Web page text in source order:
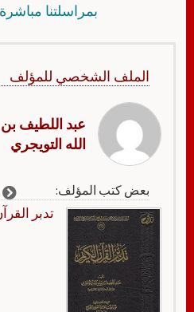
بمراسلتنا
الملف الشخصي للمؤلف
عبد اللطيف
الله التويجري
بعض كتب المؤلف:
تدبر